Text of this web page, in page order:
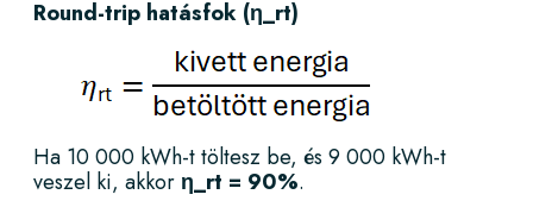
Round-trip hatásfok (η_rt)
Ha 10 000 kWh-t töltesz be, és 9 000 kWh-t
veszel ki, akkor η_rt = 90%.